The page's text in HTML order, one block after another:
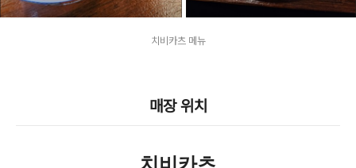
치비카츠 메뉴
매장 위치